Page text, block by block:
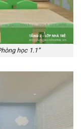
học 1.1”